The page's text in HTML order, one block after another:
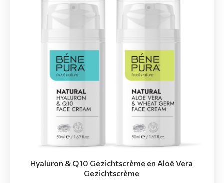
Hyaluron & Q10 Gezichtscrème en Aloë Vera
Gezichtscrème